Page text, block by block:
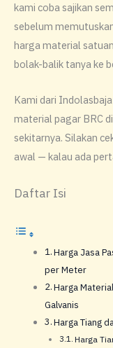
kami coba sajikan
sebelum
harga material
bolak-balik tanya ke
Kami dari
material pagar BRC
sekitarnya. Silakan
awal — kalau ada
Daftar Isi
Harga Jasa
per Meter
Harga
Galvanis
Harga Tiang
Harga